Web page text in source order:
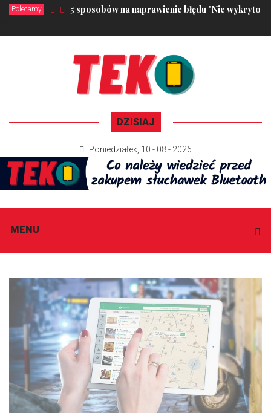
Polecamy 5 sposobów na naprawienie błędu "Nie wykryto
DZISIAJ
Poniedziałek 10 - 08 - 2026
MENU